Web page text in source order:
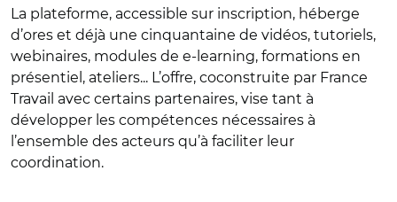
La plateforme, accessible sur inscription, héberge
d’ores et déjà une cinquantaine de vidéos, tutoriels,
webinaires, modules de e-learning, formations en
présentiel, ateliers... L’offre, coconstruite par France
Travail avec certains partenaires, vise tant à
développer les compétences nécessaires à
l’ensemble des acteurs qu’à faciliter leur
coordination.